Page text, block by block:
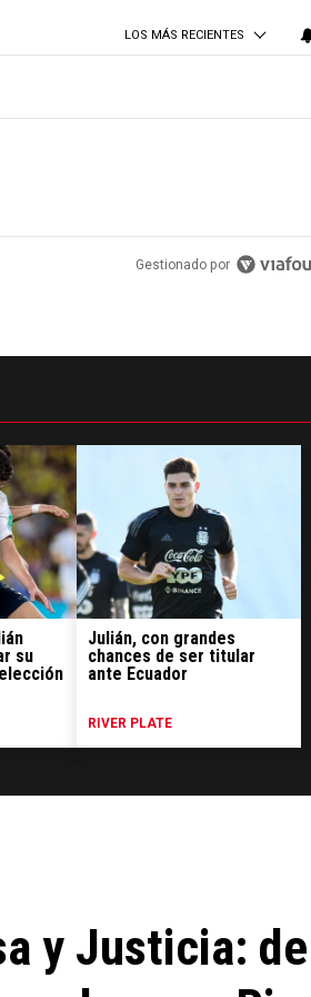
LOS MÁS RECIENTES
Gestionado por
su
Julián, con grandes
chances de ser titular
ante Ecuador
RIVER PLATE
y Justicia: de